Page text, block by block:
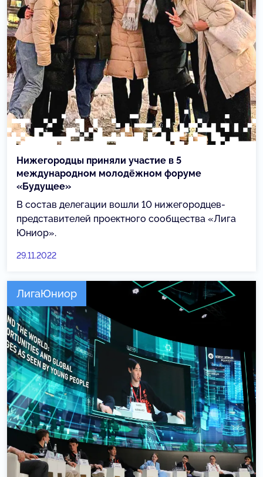
Нижегородцы приняли участие в 5
международном молодёжном форуме
«Будущее»
В состав делегации вошли 10 нижегородцев-
представителей проектного сообщества «Лига
Юниор».
29.11.2022
ЛигаЮниор